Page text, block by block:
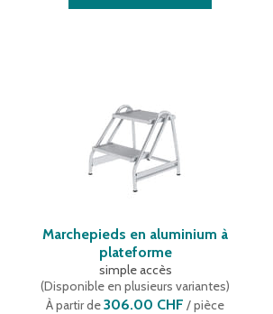
Marchepieds en aluminium à
plateforme
simple accès
(Disponible en plusieurs variantes)
À partir de306.00 CHF / pièce